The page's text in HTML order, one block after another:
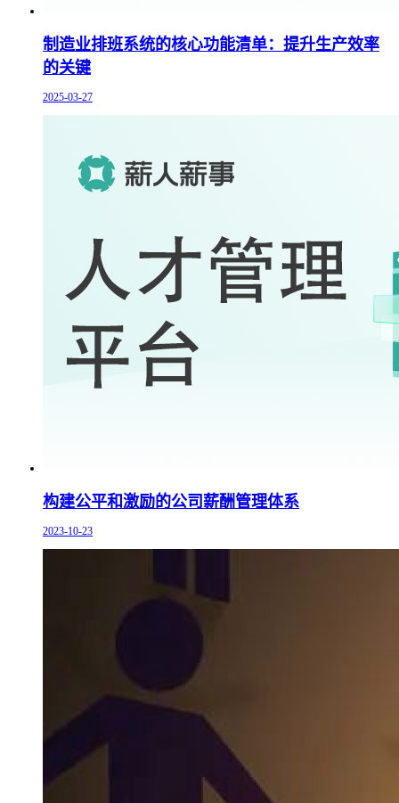
制造业排班系统的核心功能清单：提升生产效率
的关键
2025-03-27
构建公平和激励的公司薪酬管理体系
2023-10-23